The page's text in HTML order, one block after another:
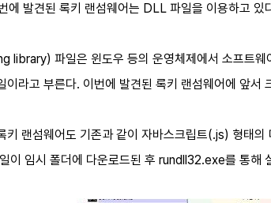
에 발견된 록키 랜섬웨어는 DLL 파일을 이용하고 있
파일은 윈도우 등의 운영체제에서 소프트웨
이라고 부른다. 이번에 발견된 록키 랜섬웨어에 앞
키 랜섬웨어도 기존과 같이 자바스크립트(.js) 형태
이 임시 폴더에 다운로드된 후 rundll32.exe를 통해